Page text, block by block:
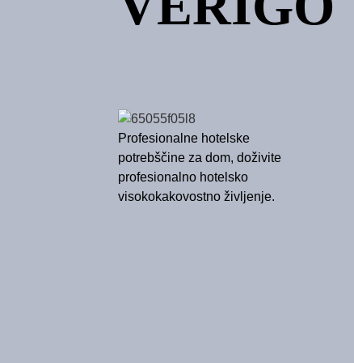
Profesionalne hotelske
potrebščine za dom, doživite
profesionalno hotelsko
visokokakovostno življenje.